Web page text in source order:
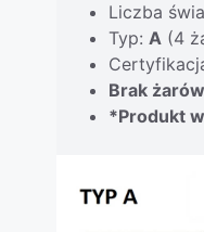
Liczba
Typ: A (4
Brak
*Produkt